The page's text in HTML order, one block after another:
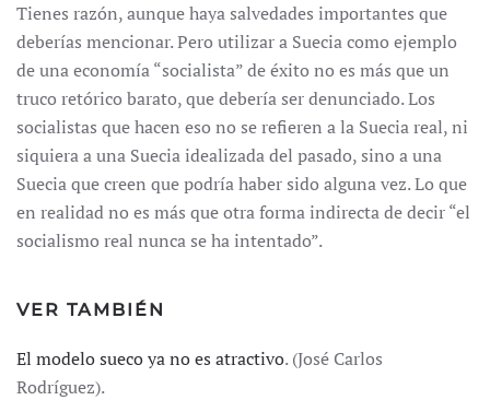
Tienes razón, aunque haya salvedades importantes que
deberías mencionar. Pero utilizar a Suecia como ejemplo
de una economía “socialista” de éxito no es más que un
truco retórico barato, que debería ser denunciado. Los
socialistas que hacen eso no se refieren a la Suecia real, ni
siquiera a una Suecia idealizada del pasado, sino a una
Suecia que creen que podría haber sido alguna vez. Lo que
en realidad no es más que otra forma indirecta de decir “el
socialismo real nunca se ha intentado”.
VER TAMBIÉN
El modelo sueco ya no es atractivo. (José Carlos
Rodríguez).